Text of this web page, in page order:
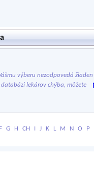
výberu nezodpovedá žiaden
lekárov chýba, môžete
F G H CH I J K L M N O P